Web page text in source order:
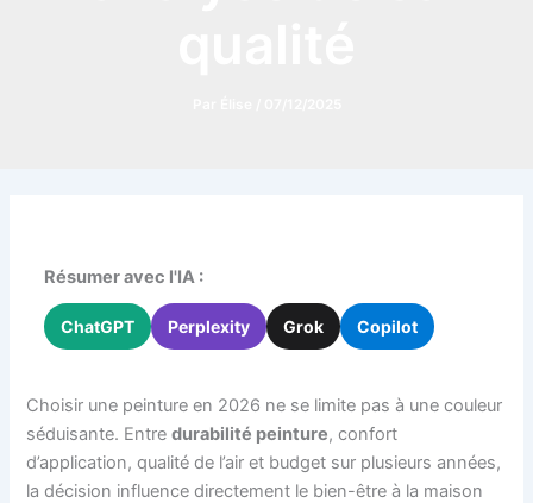
Résumer avec l'IA :
ChatGPT Perplexity Grok Copilot
Choisir une peinture en 2026 ne se limite pas à une couleur
séduisante. Entredurabilité peinture, confort
d’application, qualité de l’air et budget sur plusieurs années,
la décision influence directement le bien-être à la maison